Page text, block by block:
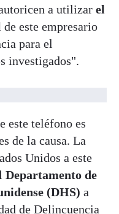
a utilizar el
de este empresario
para el
investigados".
este teléfono es
de la causa. La
Unidos a este
Departamento de
(DHS) a
de Delincuencia